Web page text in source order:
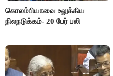
கொலம்பியாவை உலுக்கிய
நிலநடுக்கம்- 20 பேர் பலி